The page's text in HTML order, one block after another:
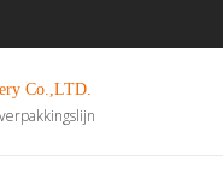
Co.,LTD.